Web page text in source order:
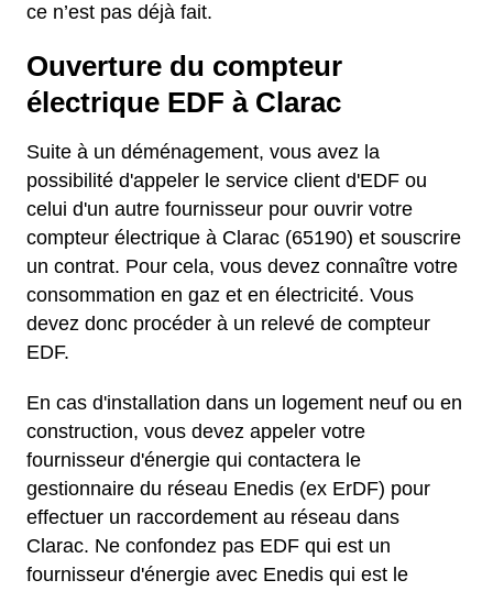
ce n’est pas déjà fait.
Ouverture du compteur
électrique EDF à Clarac
Suite à un déménagement, vous avez la
possibilité d'appeler le service client d'EDF ou
celui d'un autre fournisseur pour ouvrir votre
compteur électrique à Clarac (65190) et souscrire
un contrat. Pour cela, vous devez connaître votre
consommation en gaz et en électricité. Vous
devez donc procéder à un relevé de compteur
EDF.
En cas d'installation dans un logement neuf ou en
construction, vous devez appeler votre
fournisseur d'énergie qui contactera le
gestionnaire du réseau Enedis (ex ErDF) pour
effectuer un raccordement au réseau dans
Clarac. Ne confondez pas EDF qui est un
fournisseur d'énergie avec Enedis qui est le